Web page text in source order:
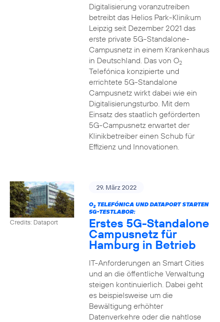
Digitalisierung voranzutreiben
betreibt das Helios Park-Klinikum
Leipzig seit Dezember 2021 das
erste private 5G-Standalone-
Campusnetz in einem Krankenhaus
in Deutschland. Das von O2
Telefónica konzipierte und
errichtete 5G-Standalone
Campusnetz wirkt dabei wie ein
Digitalisierungsturbo. Mit dem
Einsatz des staatlich geförderten
5G-Campusnetz erwartet der
Klinikbetreiber einen Schub für
Effizienz und Innovationen.
Credits: Dataport
29. März 2022
O2TELEFÓNICA UND DATAPORT STARTEN
5G-TESTLABOR:
Erstes 5G-Standalone
Campusnetz für
Hamburg in Betrieb
IT-Anforderungen an Smart Cities
und an die öffentliche Verwaltung
steigen kontinuierlich. Dabei geht
es beispielsweise um die
Bewältigung erhöhter
Datenverkehre oder die nahtlose